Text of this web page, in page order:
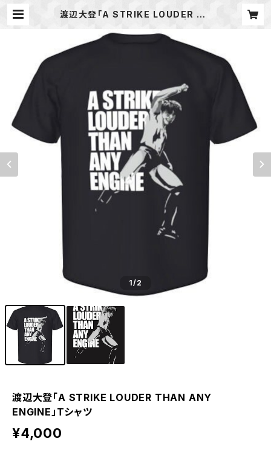
渡辺大登「A STRIKE LOUDER TH
プロレス公式オンラインショップ
1/2
渡辺大登「A STRIKE LOUDER THAN ANY
ENGINE」Tシャツ
¥4,000